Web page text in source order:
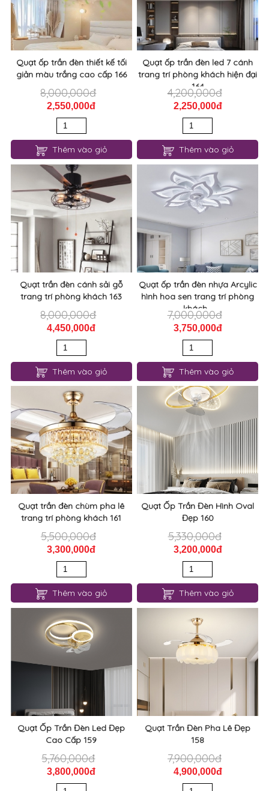
Quạt ốp trần đèn thiết kế tối
giản màu trắng cao cấp 166
8,000,000đ
2,550,000đ
Thêm vào giỏ
Quạt ốp trần đèn led 7 cánh
trang trí phòng khách hiện đại
164
4,200,000đ
2,250,000đ
Thêm vào giỏ
Quạt trần đèn cánh sải gỗ
trang trí phòng khách 163
8,000,000đ
4,450,000đ
Thêm vào giỏ
Quạt ốp trần đèn nhựa Arcylic
hình hoa sen trang trí phòng
khách...
7,000,000đ
3,750,000đ
Thêm vào giỏ
Quạt trần đèn chùm pha lê
trang trí phòng khách 161
5,500,000đ
3,300,000đ
Thêm vào giỏ
Quạt Ốp Trần Đèn Hình Oval
Đẹp 160
5,330,000đ
3,200,000đ
Thêm vào giỏ
Quạt Ốp Trần Đèn Led Đẹp
Cao Cấp 159
5,760,000đ
3,800,000đ
Quạt Trần Đèn Pha Lê Đẹp
158
7,900,000đ
4,900,000đ